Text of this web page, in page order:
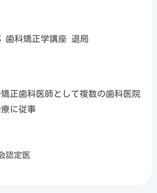
歯科矯正学講座 退局
正歯科医師として複数の歯科医院
に従事
認定医